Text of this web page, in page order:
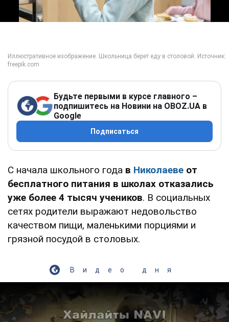
Будьте первыми в курсе главного –
подпишитесь на Новини на OBOZ.UA в
Google
Подписаться
С начала школьного года в Николаеве от
бесплатного питания в школах отказались
уже более 4 тысяч учеников. В социальных
сетях родители выражают недовольство
качеством пищи, маленькими порциями и
грязной посудой в столовых.
Видео дня